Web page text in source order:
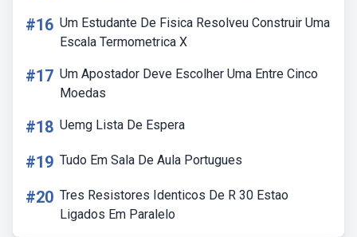
#16 Um Estudante De Fisica Resolveu Construir Uma
Escala Termometrica X
#17 Um Apostador Deve Escolher Uma Entre Cinco
Moedas
#18 Uemg Lista De Espera
#19 Tudo Em Sala De Aula Portugues
#20 Tres Resistores Identicos De R 30 Estao
Ligados Em Paralelo